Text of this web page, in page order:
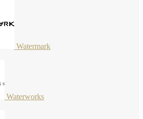
Watermark
Waterworks